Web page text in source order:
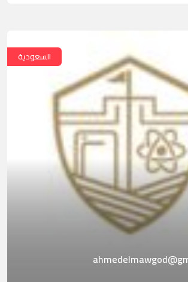
السعودية